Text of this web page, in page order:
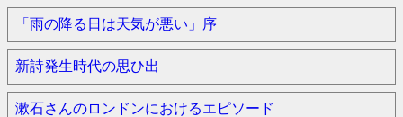
「雨の降る日は天気が悪い」序
新詩発生時代の思ひ出
漱石さんのロンドンにおけるエピソード